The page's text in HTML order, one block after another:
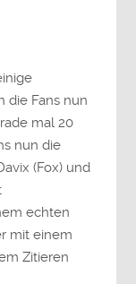
die Fans nun
mal 20
nun die
(Fox) und
echten
mit einem
Zitieren